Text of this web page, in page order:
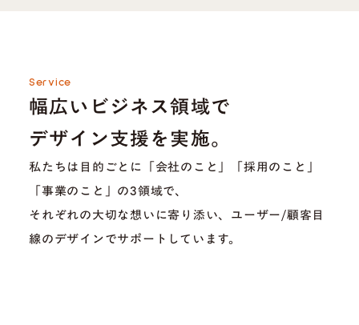
Service
幅広いビジネス領域で
デザイン支援を実施。
私たちは目的ごとに「会社のこと」「採用のこと」
「事業のこと」の3領域で、
それぞれの大切な想いに寄り添い、ユーザー/顧客目
線のデザインでサポートしています。